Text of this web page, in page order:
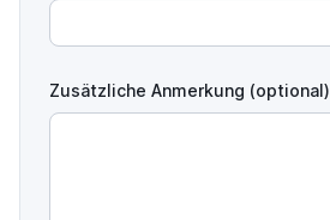
Zusätzliche Anmerkung (optional)